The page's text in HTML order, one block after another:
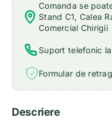
Comanda se
Stand C1, Calea
Comercial Chirigii
Suport telefonic
Formular de
Descriere